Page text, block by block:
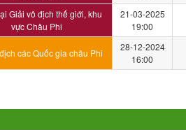
Giải vô địch thế giới, khu
vực Châu Phi
21-03-2025
19:00
các Quốc gia châu Phi
28-12-2024
16:00